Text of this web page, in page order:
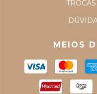
MEIOS